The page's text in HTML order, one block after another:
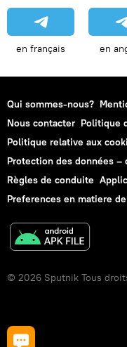
en français en
Qui sommes-nous?
Nous contacter Politique
Politique relative aux
Protection des données –
Règles de conduite
Preferences en matiere
© 2026 Sputnik Tous